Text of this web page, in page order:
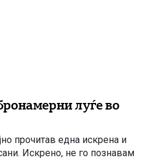
луѓе во
прочитав една искрена и
Искрено, не го познавам